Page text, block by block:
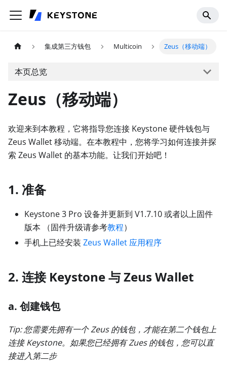
集成第三方钱包 Multicoin Zeus（移动端）
本页总览
Zeus（移动端）
欢迎来到本教程，它将指导您连接 Keystone 硬件钱包与
Zeus Wallet 移动端。在本教程中，您将学习如何连接并探
索 Zeus Wallet 的基本功能。让我们开始吧！
1. 准备
Keystone 3 Pro 设备并更新到 V1.7.10 或者以上固件
版本 （固件升级请参考教程）
手机上已经安装 Zeus Wallet 应用程序
2. 连接 Keystone 与 Zeus Wallet
a. 创建钱包
Tip: 您需要先拥有一个 Zeus 的钱包，才能在第二个钱包上
连接 Keystone。如果您已经拥有 Zues 的钱包，您可以直
接进入第二步